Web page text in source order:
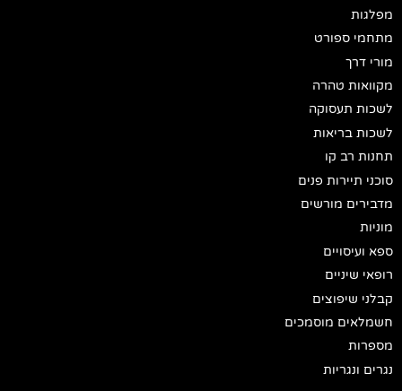
מפלגות
מתחמי ספורט
מורי דרך
מקוואות טהרה
לשכות תעסוקה
לשכות בריאות
תחנות רב קו
סוכני תיירות פנים
מדבירים מורשים
מוניות
ספא ועיסויים
רופאי שיניים
קבלני שיפוצים
חשמלאים מוסמכים
מספרות
נגרים ונגריות